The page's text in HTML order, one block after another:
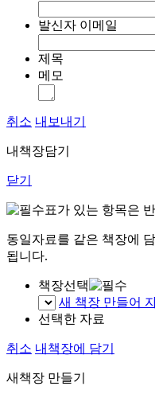
발신자 이메일
제목
메모
취소 내보내기
내책장담기
닫기
표가 있는 항목은
동일자료를 같은 책장에
됩니다.
책장선택
새 책장 만들어
선택한 자료
취소 내책장에 담기
새책장 만들기